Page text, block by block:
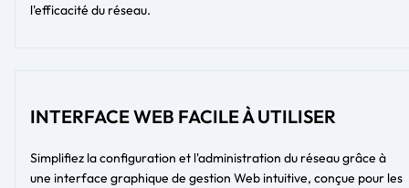
l'efficacité du réseau.
INTERFACE WEB FACILE À UTILISER
Simplifiez la configuration et l'administration du réseau grâce à
une interface graphique de gestion Web intuitive, conçue pour les